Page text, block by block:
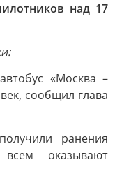
над 17
«Москва –
сообщил глава
ранения
оказывают